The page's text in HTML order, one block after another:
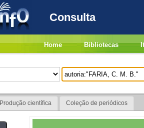
Consulta
Home Bibliotecas
Produção científica Coleção de periódicos